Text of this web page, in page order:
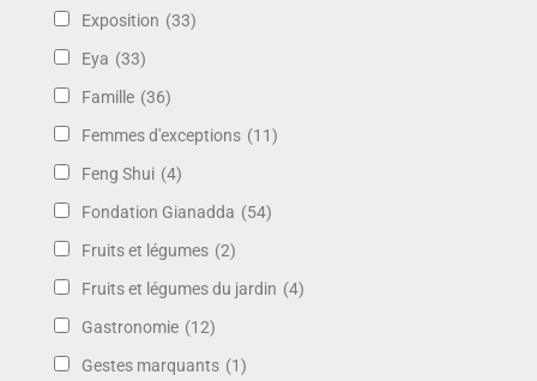
Exposition (33)
Eya (33)
Famille (36)
Femmes d'exceptions (11)
Feng Shui (4)
Fondation Gianadda (54)
Fruits et légumes (2)
Fruits et légumes du jardin (4)
Gastronomie (12)
Gestes marquants (1)